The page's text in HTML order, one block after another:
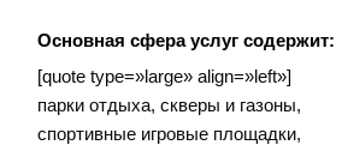
Основная сфера услуг содержит:
[quote type=»large» align=»left»]
парки отдыха, скверы и газоны,
спортивные игровые площадки,